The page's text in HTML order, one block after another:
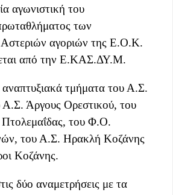
αγωνιστική του
των
αγοριών της Ε.Ο.Κ.
από την Ε.ΚΑΣ.ΔΥ.Μ.
αναπτυξιακά τμήματα του Α.Σ.
Α.Σ. Άργους Ορεστικού, του
του Φ.Ο.
του Α.Σ. Ηρακλή Κοζάνης
Κοζάνης.
δύο αναμετρήσεις με τα